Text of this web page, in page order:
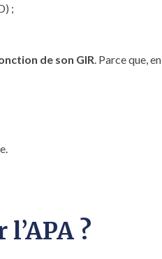
;
de son GIR . Parce que, en
?